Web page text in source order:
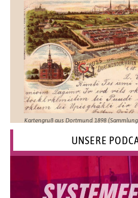
Kartengruß aus Dortmund 1898
UNSERE